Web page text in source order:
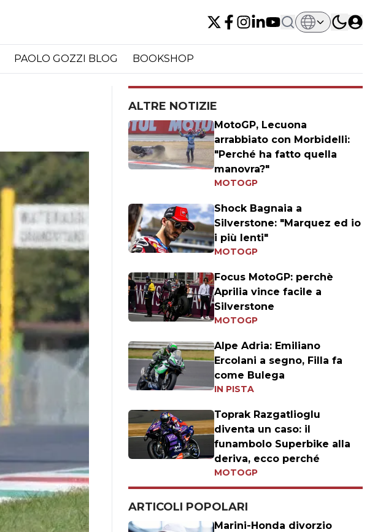
PAOLO GOZZI BLOG BOOKSHOP
ALTRE NOTIZIE
MotoGP, Lecuona
arrabbiato con Morbidelli:
"Perché ha fatto quella
manovra?"
MOTOGP
Shock Bagnaia a
Silverstone: "Marquez ed io
i più lenti"
MOTOGP
Focus MotoGP: perchè
Aprilia vince facile a
Silverstone
MOTOGP
Alpe Adria: Emiliano
Ercolani a segno, Filla fa
come Bulega
IN PISTA
Toprak Razgatlioglu
diventa un caso: il
funambolo Superbike alla
deriva, ecco perché
MOTOGP
ARTICOLI POPOLARI
Marini-Honda divorzio